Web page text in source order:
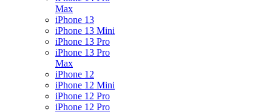
Max
iPhone 13
iPhone 13 Mini
iPhone 13 Pro
iPhone 13 Pro
Max
iPhone 12
iPhone 12 Mini
iPhone 12 Pro
iPhone 12 Pro